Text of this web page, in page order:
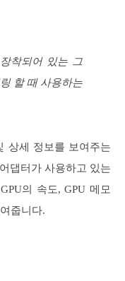
착되어 있는 그
할 때 사용하는
상세 정보를 보여주는
댑터가 사용하고 있는
의 속도, GPU 메모
줍니다.